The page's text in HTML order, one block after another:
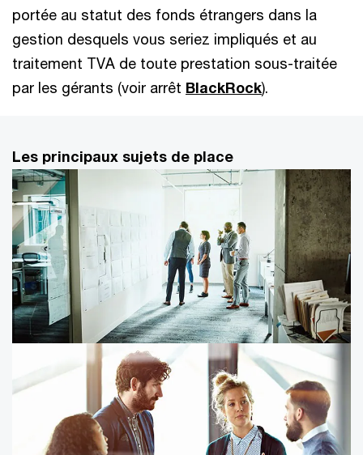
portée au statut des fonds étrangers dans la
gestion desquels vous seriez impliqués et au
traitement TVA de toute prestation sous-traitée
par les gérants (voir arrêt BlackRock).
Les principaux sujets de place
Partage de frais et Groupe TVA